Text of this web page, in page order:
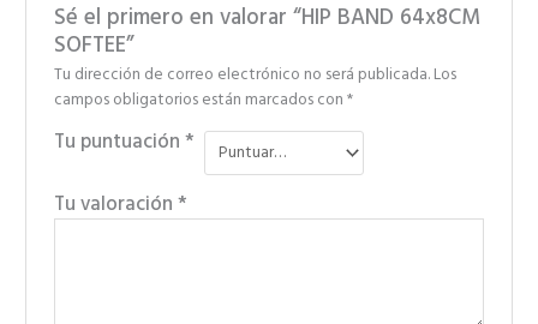
Sé el primero en valorar “HIP BAND 64x8CM
SOFTEE”
Tu dirección de correo electrónico no será publicada.Los
campos obligatorios están marcados con*
Tu puntuación*
Tu valoración*